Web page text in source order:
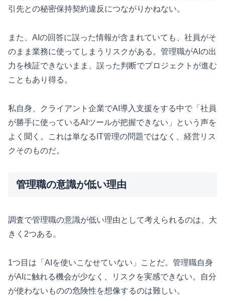
引先との秘密保持契約違反につながりかねない。
また、AIの回答に誤った情報が含まれていても、社員がそ
のまま業務に使ってしまうリスクがある。管理職がAIの出
力を検証できないまま、誤った判断でプロジェクトが進む
こともあり得る。
私自身、クライアント企業でAI導入支援をする中で「社員
が勝手に使っているAIツールが把握できない」という声を
よく聞く。これは単なるIT管理の問題ではなく、経営リス
クそのものだ。
管理職の意識が低い理由
調査で管理職の意識が低い理由として考えられるのは、大
きく2つある。
1つ目は「AIを使いこなせていない」ことだ。管理職自身
がAIに触れる機会が少なく、リスクを実感できない。自分
が使わないものの危険性を想像するのは難しい。